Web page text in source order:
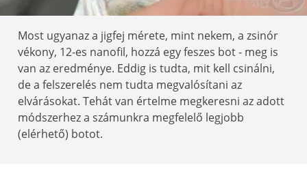
Most ugyanaz a jigfej mérete, mint nekem, a zsinór
vékony, 12-es nanofil, hozzá egy feszes bot - meg is
van az eredménye. Eddig is tudta, mit kell csinálni,
de a felszerelés nem tudta megvalósítani az
elvárásokat. Tehát van értelme megkeresni az adott
módszerhez a számunkra megfelelő legjobb
(elérhető) botot.